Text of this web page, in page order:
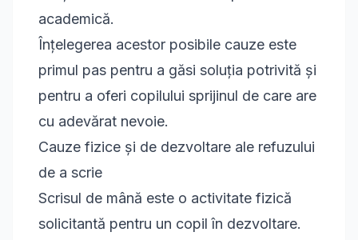
academică.
Înțelegerea acestor posibile cauze este
primul pas pentru a găsi soluția potrivită și
pentru a oferi copilului sprijinul de care are
cu adevărat nevoie.
Cauze fizice și de dezvoltare ale refuzului
de a scrie
Scrisul de mână este o activitate fizică
solicitantă pentru un copil în dezvoltare.